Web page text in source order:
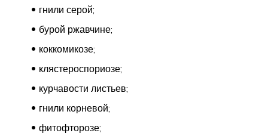
гнили серой;
бурой ржавчине;
коккомикозе;
клястероспориозе;
курчавости листьев;
гнили корневой;
фитофторозе;